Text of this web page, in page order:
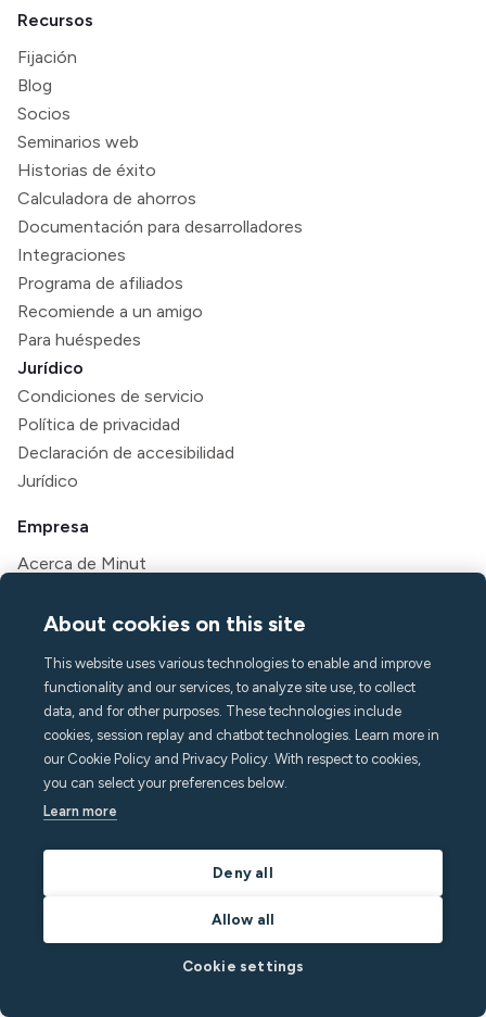
Recursos
Fijación
Blog
Socios
Seminarios web
Historias de éxito
Calculadora de ahorros
Documentación para desarrolladores
Integraciones
Programa de afiliados
Recomiende a un amigo
Para huéspedes
Jurídico
Condiciones de servicio
Política de privacidad
Declaración de accesibilidad
Jurídico
Empresa
Acerca de Minut
Carreras
Centro de ayuda
PREGUNTAS MÁS FRECUENTES
hello@minut.com
Reserva una demostración
Suscríbase a nuestro boletín
mensual
y manténgase un paso adelante con las últimas
novedades
About cookies on this site
This website uses various technologies to enable and improve
functionality and our services, to analyze site use, to collect
data, and for other purposes. These technologies include
cookies, session replay and chatbot technologies. Learn more in
our Cookie Policy and Privacy Policy. With respect to cookies,
you can select your preferences below.
Learn more
Deny all
Allow all
Cookie settings